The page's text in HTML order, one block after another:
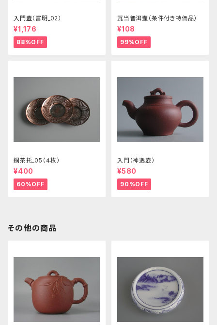
入門壺（富明_02）
¥1,176
88%OFF
瓦当普洱壷（条件付き特価品）
¥108
99%OFF
銅茶托_05（４枚）
¥400
60%OFF
入門（神逸壺）
¥580
90%OFF
その他の商品